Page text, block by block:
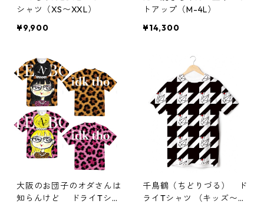
シャツ（XS〜XXL）
¥9,900
トアップ（M-4L）
¥14,300
大阪のお団子のオダさんは
知らんけど ドライTシャ
千鳥鶴（ちどりづる） ド
ライTシャツ （キッズ〜大